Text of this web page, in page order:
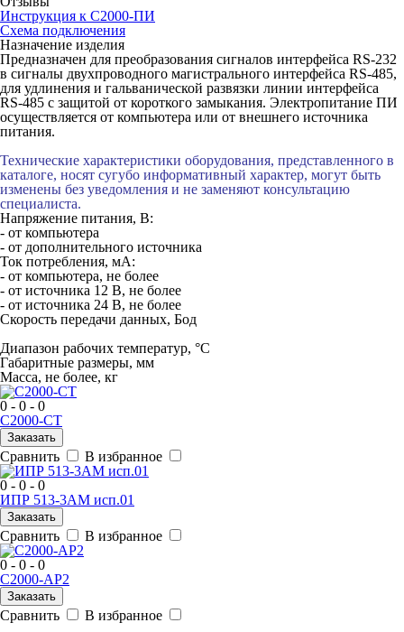
Инструкция к С2000-ПИ
Схема подключения
Назначение изделия
Предназначен для преобразования сигналов интерфейса RS-232
в сигналы двухпроводного магистрального интерфейса RS-485,
для удлинения и гальванической развязки линии интерфейса
RS-485 с защитой от короткого замыкания. Электропитание ПИ
осуществляется от компьютера или от внешнего источника
питания.
Технические характеристики оборудования, представленного в
каталоге, носят сугубо информативный характер, могут быть
изменены без уведомления и не заменяют консультацию
специалиста.
Напряжение питания, B:
- от компьютера
- от дополнительного источника
Ток потребления, мА:
- от компьютера, не более
- от источника 12 В, не более
- от источника 24 В, не более
Скорость передачи данных, Бод
Диапазон рабочих температур, °С
Габаритные размеры, мм
Масса, не более, кг
0 - 0 - 0
С2000-СТ
Заказать
Сравнить
В избранное
0 - 0 - 0
ИПР 513-3АМ исп.01
Заказать
Сравнить
В избранное
0 - 0 - 0
С2000-АР2
Заказать
Сравнить В избранное